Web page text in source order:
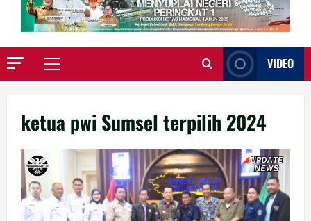
Primary
VIDEO
ketua pwi Sumsel terpilih 2024